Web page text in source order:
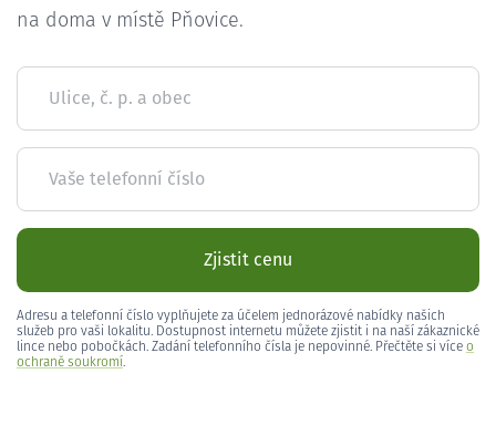
na doma v místě Pňovice.
Ulice, č. p. a obec
Vaše telefonní číslo
Zjistit cenu
Adresu a telefonní číslo vyplňujete za účelem jednorázové nabídky našich
služeb pro vaši lokalitu. Dostupnost internetu můžete zjistit i na naší zákaznické
lince nebo pobočkách. Zadání telefonního čísla je nepovinné. Přečtěte si více o
ochraně soukromí.